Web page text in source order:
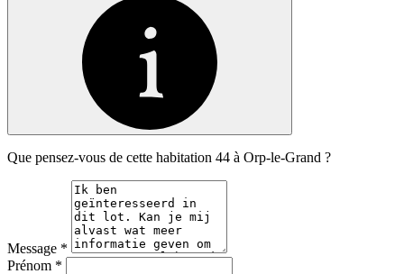
Que pensez-vous de cette habitation 44 à Orp-le-Grand ?
Message *
Prénom *